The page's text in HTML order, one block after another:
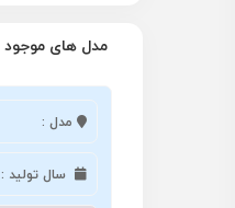
مدل های موجود
مدل :
سال تولید :